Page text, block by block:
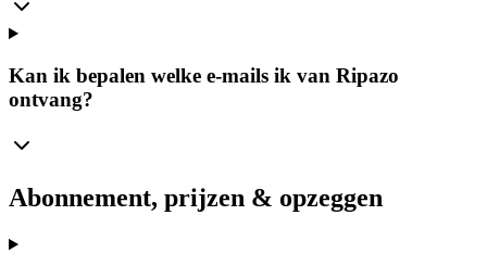
Kan ik bepalen welke e-mails ik van Ripazo
ontvang?
Abonnement, prijzen & opzeggen